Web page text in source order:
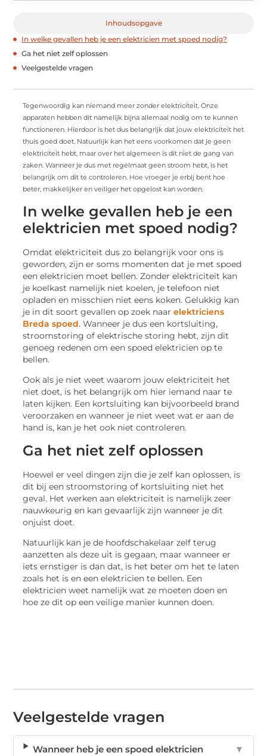
Inhoudsopgave
In welke gevallen heb je een elektricien met spoed nodig?
Ga het niet zelf oplossen
Veelgestelde vragen
Tegenwoordig kan niemand meer zonder elektriciteit. Onze
apparaten hebben dit namelijk bijna allemaal nodig om te kunnen
functioneren. Hierdoor is het dus belangrijk dat jouw elektriciteit het
thuis goed doet. Natuurlijk kan het eens voorkomen dat je geen
elektriciteit hebt, maar over het algemeen is dit niet de gang van
zaken. Wanneer je dus met regelmaat geen stroom hebt, is het
belangrijk om dit te controleren. Hoe vroeger je erbij bent hoe
beter, makkelijker en veiliger het opgelost kan worden.
In welke gevallen heb je een
elektricien met spoed nodig?
Omdat elektriciteit dus zo belangrijk voor ons is
geworden, zijn er soms momenten dat je met spoed
een elektricien moet bellen. Zonder elektriciteit kan
je koelkast namelijk niet koelen, je telefoon niet
opladen en misschien niet eens koken. Gelukkig kan
je in dit soort gevallen op zoek naarelektriciens
Breda spoed. Wanneer je dus een kortsluiting,
stroomstoring of elektrische storing hebt, zijn dit
genoeg redenen om een spoed elektricien op te
bellen.
Ook als je niet weet waarom jouw elektriciteit het
niet doet, is het belangrijk om hier iemand naar te
laten kijken. Een kortsluiting kan bijvoorbeeld brand
veroorzaken en wanneer je niet weet wat er aan de
hand is, kan je het ook niet controleren.
Ga het niet zelf oplossen
Hoewel er veel dingen zijn die je zelf kan oplossen, is
dit bij een stroomstoring of kortsluiting niet het
geval. Het werken aan elektriciteit is namelijk zeer
nauwkeurig en kan gevaarlijk zijn wanneer je dit
onjuist doet.
Natuurlijk kan je de hoofdschakelaar zelf terug
aanzetten als deze uit is gegaan, maar wanneer er
iets ernstiger is dan dat, is het beter om het te laten
zoals het is en een elektricien te bellen. Een
elektricien weet namelijk wat ze moeten doen en
hoe ze dit op een veilige manier kunnen doen.
Veelgestelde vragen
Wanneer heb je een spoed elektricien
▼